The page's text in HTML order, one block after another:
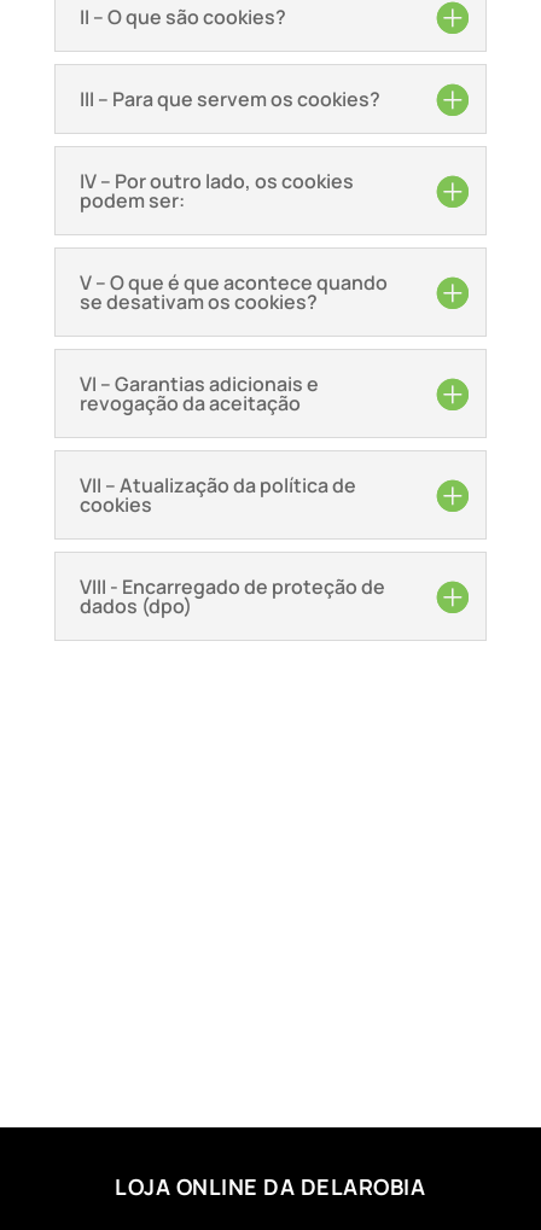
II – O que são cookies?
III – Para que servem os cookies?
IV – Por outro lado, os cookies
podem ser:
V – O que é que acontece quando
se desativam os cookies?
VI – Garantias adicionais e
revogação da aceitação
VII – Atualização da política de
cookies
VIII - Encarregado de proteção de
dados (dpo)
LOJA ONLINE DA DELAROBIA